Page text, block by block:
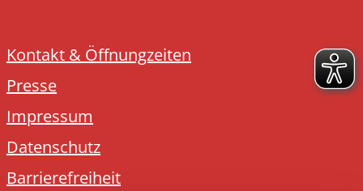
Kontakt & Öffnungzeiten
Presse
Impressum
Datenschutz
Barrierefreiheit